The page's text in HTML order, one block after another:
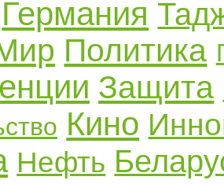
Германия
Политика
Защита
Кино
Нефть